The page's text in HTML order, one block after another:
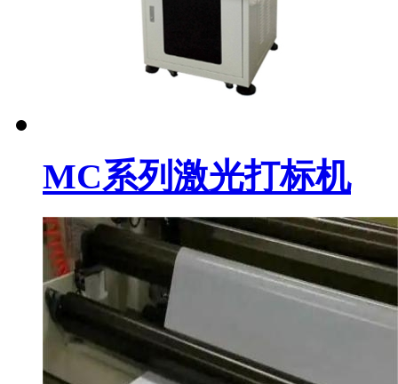
MC系列激光打标机